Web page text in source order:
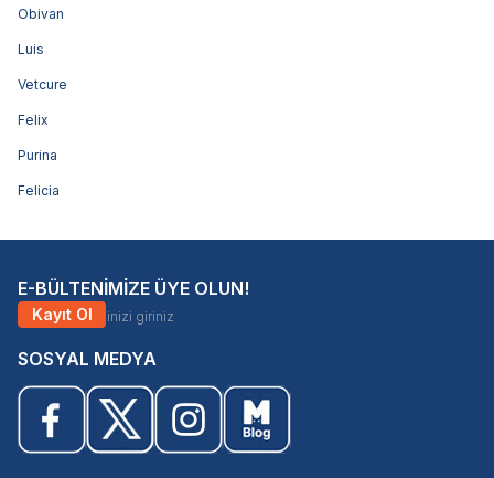
Obivan
Luis
Vetcure
Felix
Purina
Felicia
E-BÜLTENİMİZE ÜYE OLUN!
Kayıt Ol
SOSYAL MEDYA